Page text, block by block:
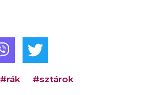
#rák #sztárok